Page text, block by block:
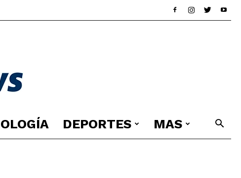
DEPORTES MAS